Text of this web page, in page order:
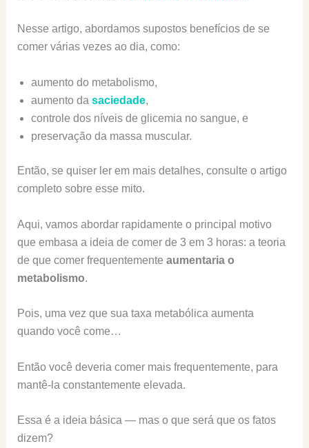
Nesse artigo, abordamos supostos benefícios de se
comer várias vezes ao dia, como:
aumento do metabolismo,
aumento da saciedade,
controle dos níveis de glicemia no sangue, e
preservação da massa muscular.
Então, se quiser ler em mais detalhes, consulte o artigo
completo sobre esse mito.
Aqui, vamos abordar rapidamente o principal motivo
que embasa a ideia de comer de 3 em 3 horas: a teoria
de que comer frequentemente aumentaria o
metabolismo.
Pois, uma vez que sua taxa metabólica aumenta
quando você come…
Então você deveria comer mais frequentemente, para
mantê-la constantemente elevada.
Essa é a ideia básica — mas o que será que os fatos
dizem?